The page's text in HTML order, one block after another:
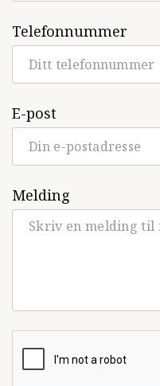
Se alle utgivelser
Telefonnummer
E-post
Melding